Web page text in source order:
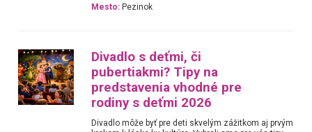
Mesto: Pezinok
Divadlo s deťmi, či
pubertiakmi? Tipy na
predstavenia vhodné pre
rodiny s deťmi 2026
Divadlo môže byť pre deti skvelým zážitkom aj prvým